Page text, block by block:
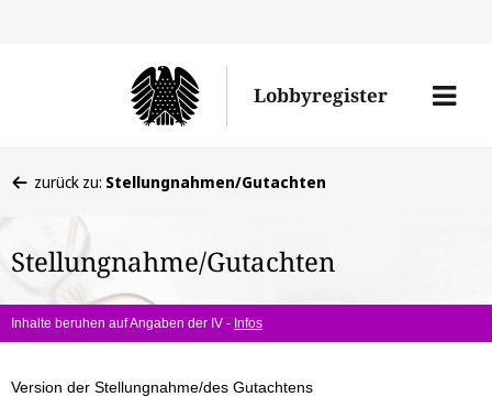
Lobbyregister
Menü
befinden
hier:
zurück zu: Stellungnahmen/Gutachten
Stellungnahme/Gutachten
Inhalte beruhen auf Angaben der IV - Infos
Version der Stellungnahme/des Gutachtens